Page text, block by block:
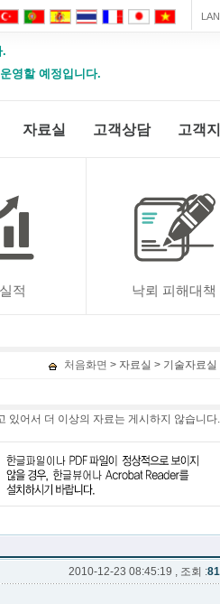
.
영할 예정입니다.
자료실 고객상담 고객
적 낙뢰 피해대책
처음화면 > 자료실 > 기술자료실
어서 더 이상의 자료는 게시하지 않습니다.
2010-12-23 08:45:19 , 조회 :